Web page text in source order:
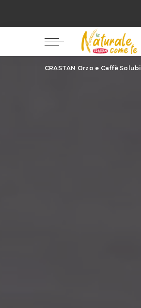
Alimentazione
Benessere
Famiglia
CRASTAN Orzo e Caffè